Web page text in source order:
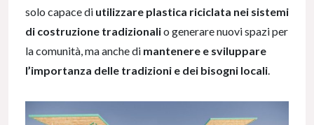
solo capace di utilizzare plastica riciclata nei sistemi
di costruzione tradizionalio generare nuovi spazi per
la comunità, ma anche di mantenere e sviluppare
l’importanza delle tradizioni e dei bisogni locali.